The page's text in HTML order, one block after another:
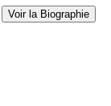
Voir la Biographie